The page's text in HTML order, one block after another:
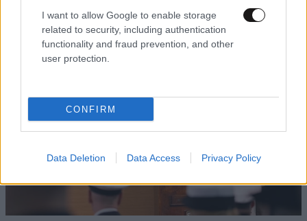
I want to allow Google to enable storage
related to security, including authentication
functionality and fraud prevention, and other
user protection.
CONFIRM
Data Deletion Data Access Privacy Policy